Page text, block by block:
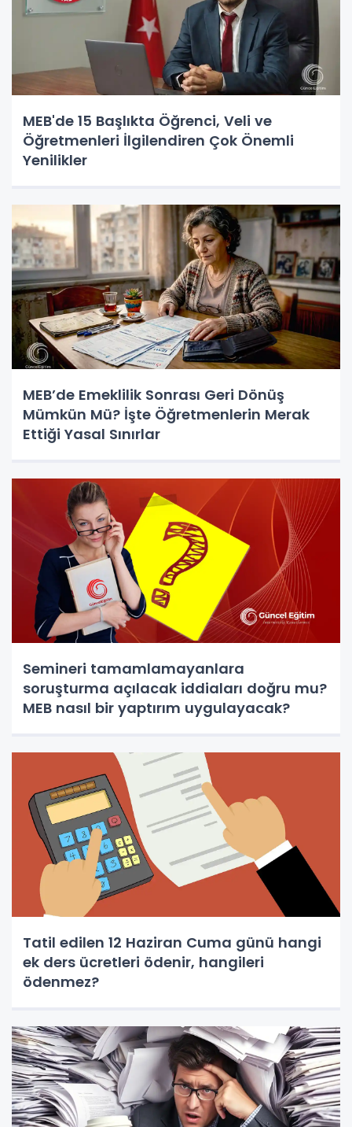
MEB'de 15 Başlıkta Öğrenci, Veli ve
Öğretmenleri İlgilendiren Çok Önemli
Yenilikler
MEB’de Emeklilik Sonrası Geri Dönüş
Mümkün Mü? İşte Öğretmenlerin Merak
Ettiği Yasal Sınırlar
Semineri tamamlamayanlara
soruşturma açılacak iddiaları doğru mu?
MEB nasıl bir yaptırım uygulayacak?
Tatil edilen 12 Haziran Cuma günü hangi
ek ders ücretleri ödenir, hangileri
ödenmez?